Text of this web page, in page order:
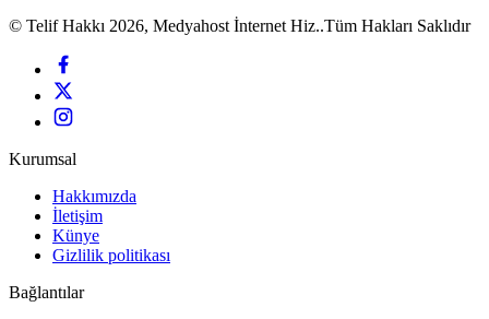
© Telif Hakkı 2026, Medyahost İnternet Hiz..Tüm Hakları Saklıdır
Kurumsal
Hakkımızda
İletişim
Künye
Gizlilik politikası
Bağlantılar